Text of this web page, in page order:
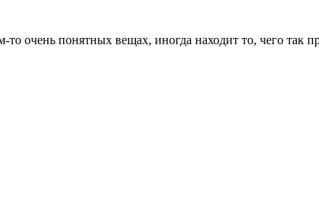
очень понятных вещах, иногда находит то, чего так